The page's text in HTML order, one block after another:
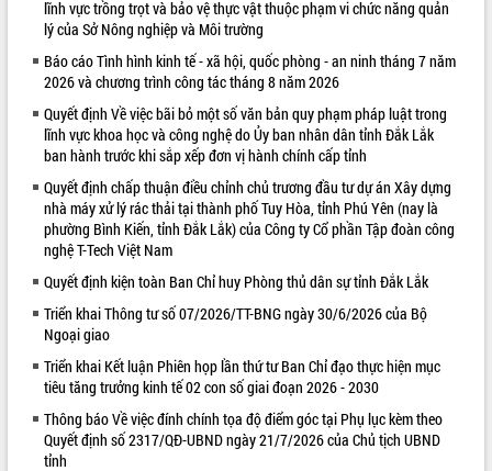
VIDEO
Không có file video nào để phát.
ALBUM ẢNH
LIÊN KẾT WEB
lĩnh vực trồng trọt và bảo vệ thực vật thuộc phạm vi chức năng quản
lý của Sở Nông nghiệp và Môi trường
Báo cáo Tình hình kinh tế - xã hội, quốc phòng - an ninh tháng 7 năm
2026 và chương trình công tác tháng 8 năm 2026
Quyết định Về việc bãi bỏ một số văn bản quy phạm pháp luật trong
lĩnh vực khoa học và công nghệ do Ủy ban nhân dân tỉnh Đắk Lắk
ban hành trước khi sắp xếp đơn vị hành chính cấp tỉnh
Quyết định chấp thuận điều chỉnh chủ trương đầu tư dự án Xây dựng
nhà máy xử lý rác thải tại thành phố Tuy Hòa, tỉnh Phú Yên (nay là
phường Bình Kiến, tỉnh Đắk Lắk) của Công ty Cổ phần Tập đoàn công
nghệ T-Tech Việt Nam
Quyết định kiện toàn Ban Chỉ huy Phòng thủ dân sự tỉnh Đắk Lắk
Triển khai Thông tư số 07/2026/TT-BNG ngày 30/6/2026 của Bộ
Ngoại giao
Triển khai Kết luận Phiên họp lần thứ tư Ban Chỉ đạo thực hiện mục
tiêu tăng trưởng kinh tế 02 con số giai đoạn 2026 - 2030
Thông báo Về việc đính chính tọa độ điểm góc tại Phụ lục kèm theo
Quyết định số 2317/QĐ-UBND ngày 21/7/2026 của Chủ tịch UBND
tỉnh